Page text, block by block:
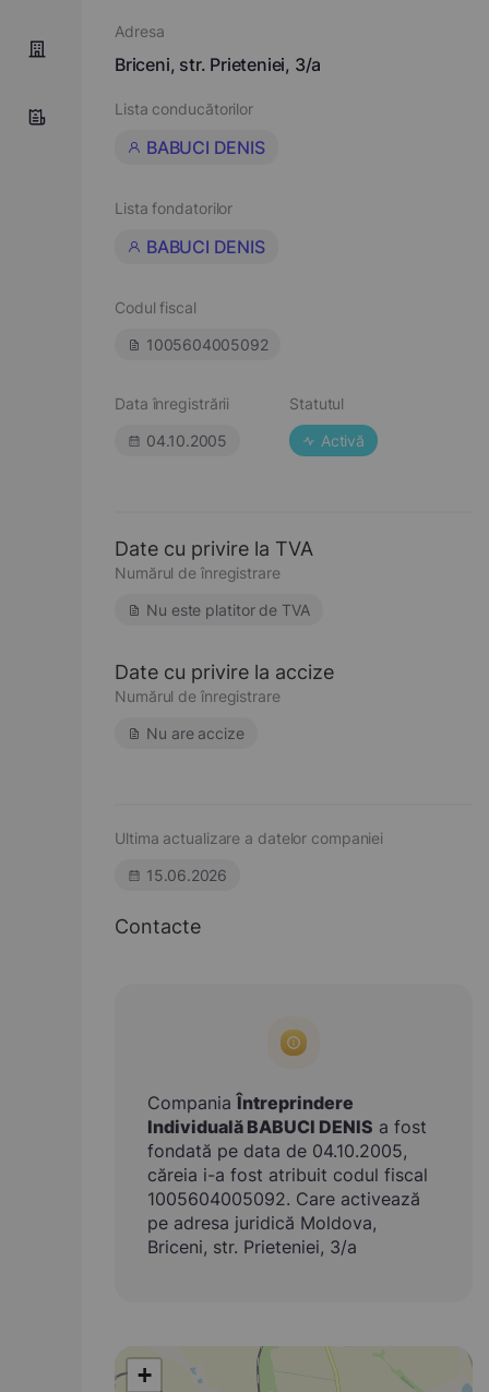
Adresa
Briceni, str. Prieteniei, 3/a
Lista conducătorilor
BABUCI DENIS
Lista fondatorilor
BABUCI DENIS
Codul fiscal
1005604005092
Data înregistrării
04.10.2005
Statutul
Activă
Date cu privire la TVA
Numărul de înregistrare
Nu este platitor de TVA
Date cu privire la accize
Numărul de înregistrare
Nu are accize
Ultima actualizare a datelor companiei
15.06.2026
Contacte
CompaniaÎntreprindere
Individuală BABUCI DENIS a fost
fondată pe data de 04.10.2005,
căreia i-a fost atribuit codul fiscal
1005604005092. Care activează
pe adresa juridică Moldova,
Briceni, str. Prieteniei, 3/a
+